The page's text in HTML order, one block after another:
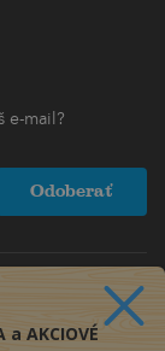
e-mail?
Odoberať
AKCIOVÉ